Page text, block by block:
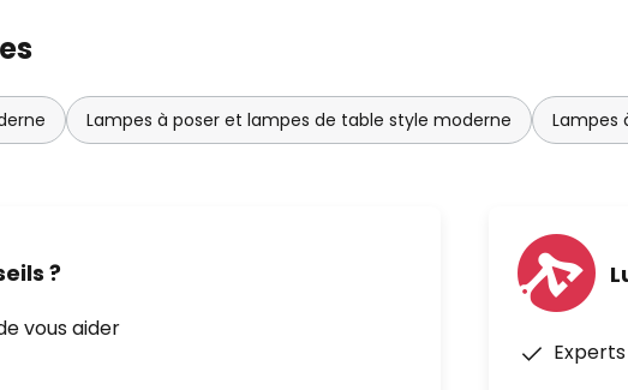
Lampes à poser et lampes de table style moderne Lampes
?
vous aider